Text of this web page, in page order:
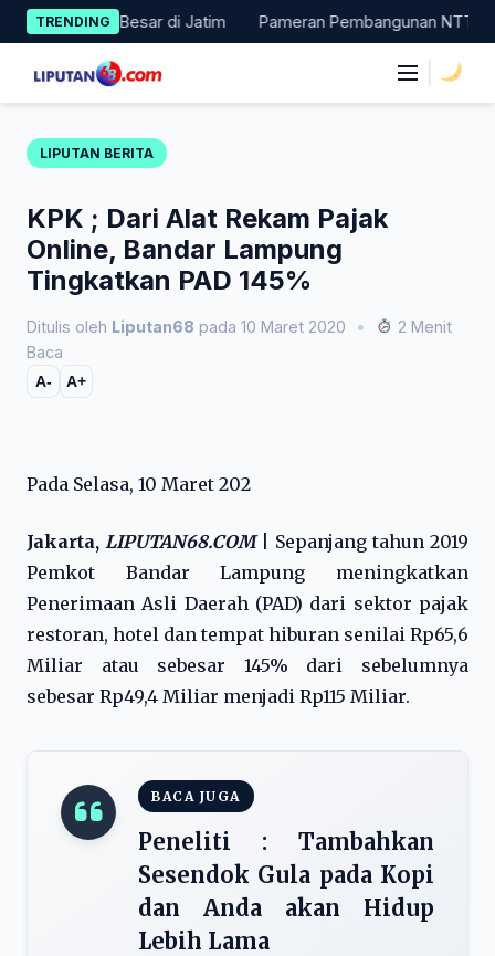
Skip
to
content
TRENDING
11 Besar di Jatim Pameran Pembangunan NTT
LIPUTAN BERITA
KPK ; Dari Alat Rekam Pajak
Online, Bandar Lampung
Tingkatkan PAD 145%
Ditulis oleh Liputan68 pada 10 Maret 2020 •
2 Menit
Baca
A- A+
Pada Selasa, 10 Maret 202
Jakarta,LIPUTAN68.COM| Sepanjang tahun 2019
Pemkot Bandar Lampung meningkatkan
Penerimaan Asli Daerah (PAD) dari sektor pajak
restoran, hotel dan tempat hiburan senilai Rp65,6
Miliar atau sebesar 145% dari sebelumnya
sebesar Rp49,4 Miliar menjadi Rp115 Miliar.
BACA JUGA
Peneliti : Tambahkan
Sesendok Gula pada Kopi
dan Anda akan Hidup
Lebih Lama